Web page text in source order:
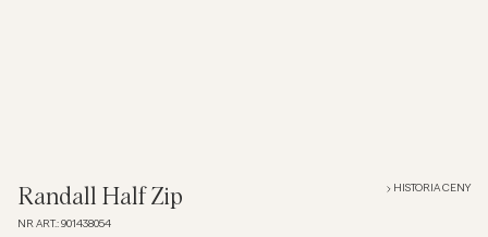
Koszule
Randall Half Zip
NR ART.: 901438054
HISTORIA CENY